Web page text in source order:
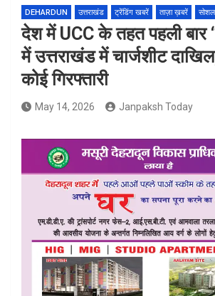
DEHARDUN उत्तराखंड ट्रेंडिंग खबरें ताज़ा ख़बरें सोशल
देश में UCC के तहत पहली बार
में उत्तराखंड में चार्जशीट
कोई गिरफ्तारी
May 14, 2026 Janpaksh Today